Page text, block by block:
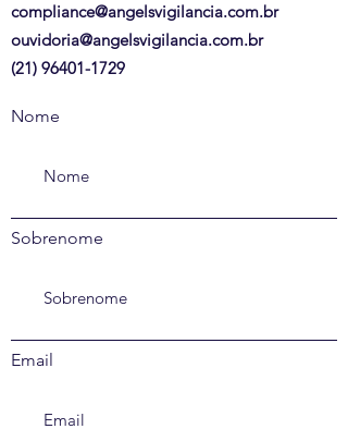
compliance@angelsvigilancia.com.br
ouvidoria@angelsvigilancia.com.br
(21) 96401-1729
Nome
Sobrenome
Email